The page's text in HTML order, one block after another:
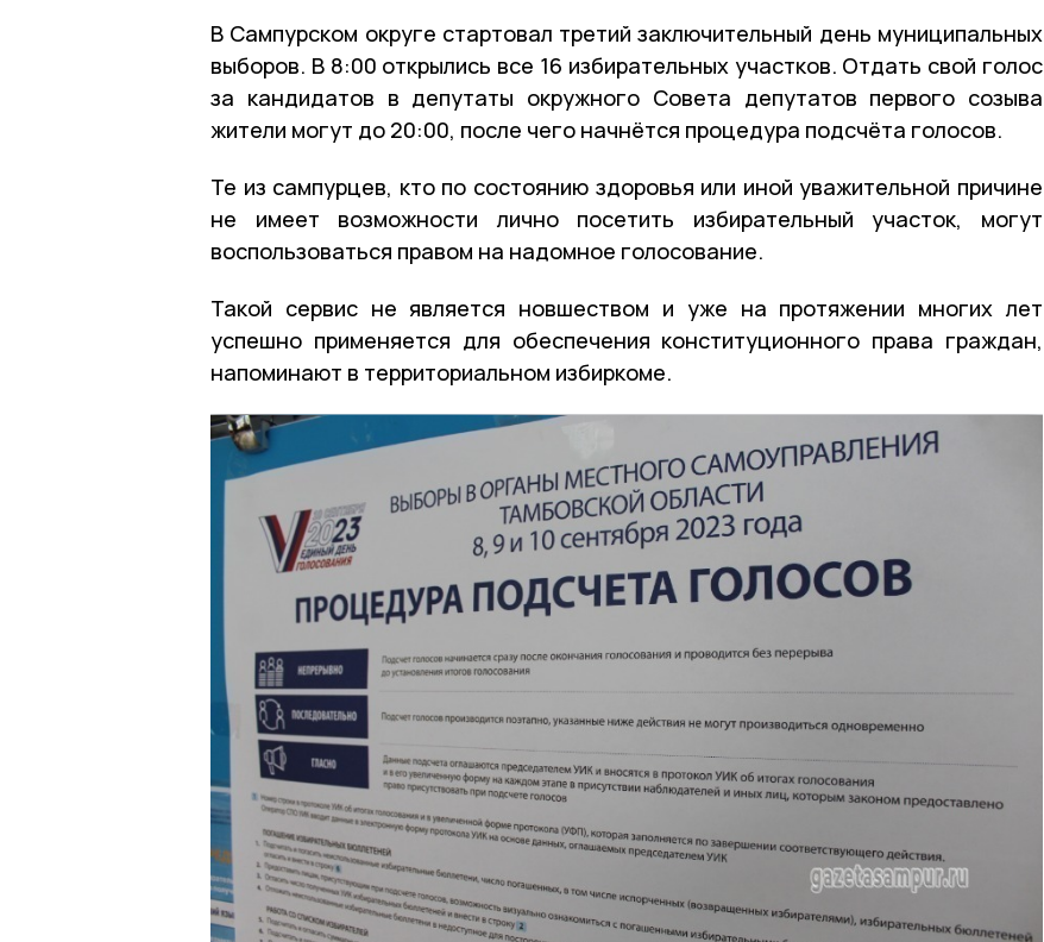
В Сампурском округе стартовал третий заключительный день муниципальных
выборов. В 8:00 открылись все 16 избирательных участков. Отдать свой голос
за кандидатов в депутаты окружного Совета депутатов первого созыва
жители могут до 20:00, после чего начнётся процедура подсчёта голосов.
Те из сампурцев, кто по состоянию здоровья или иной уважительной причине
не имеет возможности лично посетить избирательный участок, могут
воспользоваться правом на надомное голосование.
Такой сервис не является новшеством и уже на протяжении многих лет
успешно применяется для обеспечения конституционного права граждан,
напоминают в территориальном избиркоме.